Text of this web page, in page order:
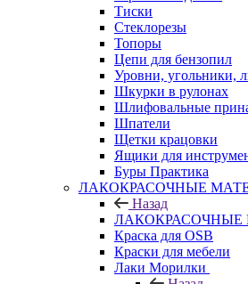
Тиски
Стеклорезы
Топоры
Цепи для бензопил
Уровни, угольники,
Шкурки в рулонах
Шлифовальные
Шпатели
Щетки крацовки
Ящики для
Буры Практика
ЛАКОКРАСОЧНЫЕ
Назад
Краска для OSB
Краски для мебели
Лаки Морилки